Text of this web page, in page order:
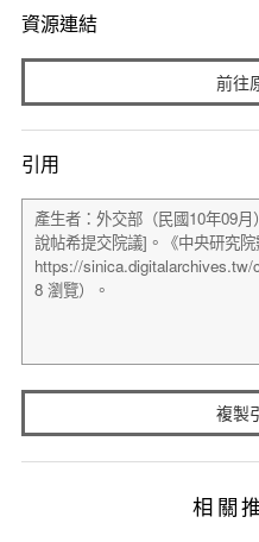
資源連結
前往
引用
複製
相關